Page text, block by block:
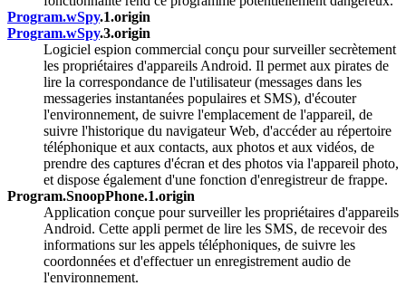
Program.wSpy.1.origin
Program.wSpy.3.origin
Logiciel espion commercial conçu pour surveiller secrètement
les propriétaires d'appareils Android. Il permet aux pirates de
lire la correspondance de l'utilisateur (messages dans les
messageries instantanées populaires et SMS), d'écouter
l'environnement, de suivre l'emplacement de l'appareil, de
suivre l'historique du navigateur Web, d'accéder au répertoire
téléphonique et aux contacts, aux photos et aux vidéos, de
prendre des captures d'écran et des photos via l'appareil photo,
et dispose également d'une fonction d'enregistreur de frappe.
Program.SnoopPhone.1.origin
Application conçue pour surveiller les propriétaires d'appareils
Android. Cette appli permet de lire les SMS, de recevoir des
informations sur les appels téléphoniques, de suivre les
coordonnées et d'effectuer un enregistrement audio de
l'environnement.